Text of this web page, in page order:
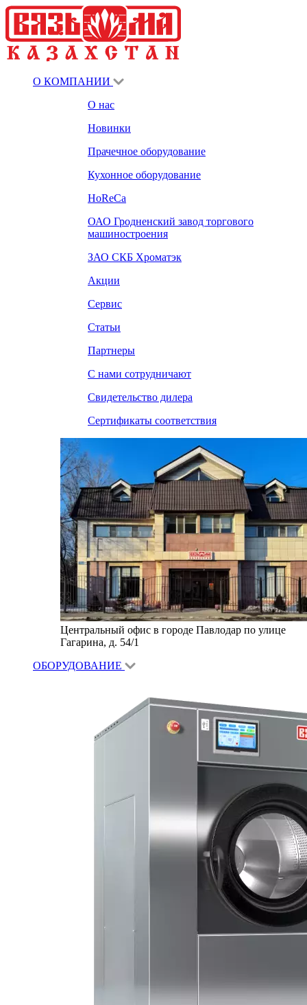
О КОМПАНИИ
О нас
Новинки
Прачечное оборудование
Кухонное оборудование
HoReCa
ОАО Гродненский завод торгового
машиностроения
ЗАО СКБ Хроматэк
Акции
Сервис
Статьи
Партнеры
С нами сотрудничают
Свидетельство дилера
Сертификаты соответствия
Центральный офис в городе Павлодар по улице
Гагарина, д. 54/1
ОБОРУДОВАНИЕ